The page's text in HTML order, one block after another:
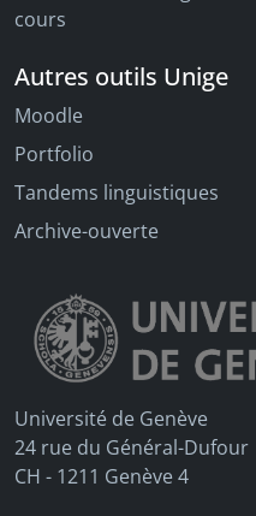
cours
Autres outils Unige
Moodle
Portfolio
Tandems linguistiques
Archive-ouverte
Université de Genève
24 rue du Général-Dufour
CH - 1211 Genève 4